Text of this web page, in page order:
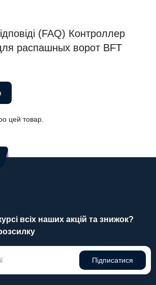
(FAQ) Контроллер
распашных ворот BFT
цей товар.
всіх наших акцій та знижок?
Підписатися